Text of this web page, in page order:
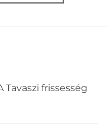
Tavaszi frissesség